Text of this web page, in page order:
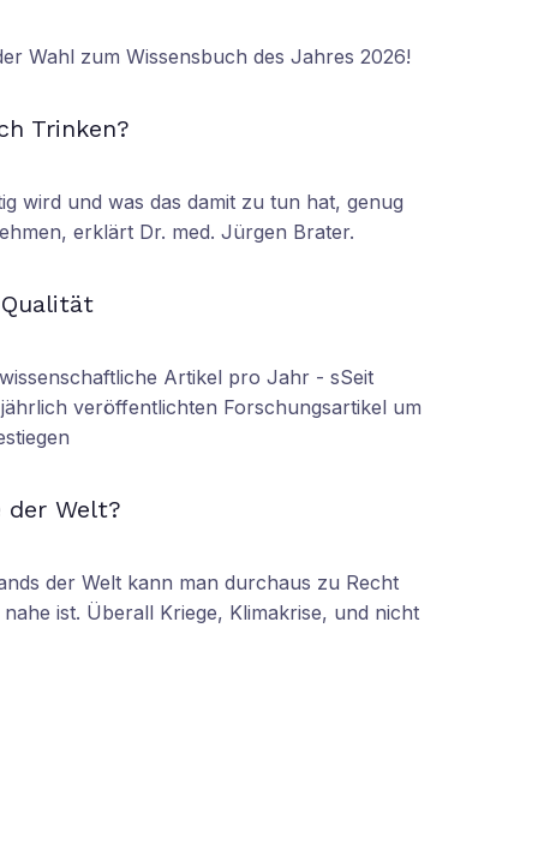
Wahl zum Wissensbuch des Jahres 2026!
Trinken?
wird und was das damit zu tun hat, genug
erklärt Dr. med. Jürgen Brater.
Artikel pro Jahr - sSeit
veröffentlichten Forschungsartikel um
der Welt?
der Welt kann man durchaus zu Recht
ist. Überall Kriege, Klimakrise, und nicht